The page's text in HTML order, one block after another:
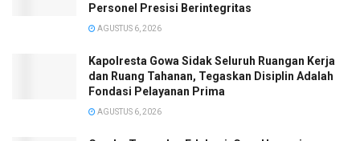
Personel Presisi Berintegritas
AGUSTUS 6, 2026
Kapolresta Gowa Sidak Seluruh Ruangan Kerja
dan Ruang Tahanan, Tegaskan Disiplin Adalah
Fondasi Pelayanan Prima
AGUSTUS 6, 2026